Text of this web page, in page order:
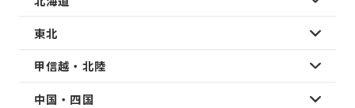
東北
甲信越・北陸
中国・四国